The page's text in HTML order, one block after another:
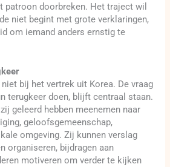
patroon doorbreken. Het traject wil
niet begint met grote verklaringen,
om iemand anders ernstig te
bij het vertrek uit Korea. De vraag
terugkeer doen, blijft centraal staan.
geleerd hebben meenemen naar
geloofsgemeenschap,
omgeving. Zij kunnen verslag
organiseren, bijdragen aan
motiveren om verder te kijken